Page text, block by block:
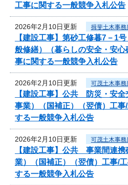
工事に関する一般競争入札公告
2026年2月10日更新 揖斐土木事務
【建設工事】第砂工修暮7－
般修繕）（暮らしの安全・安
事に関する一般競争入札公告
2026年2月10日更新 可茂土木事務
【建設工事】公共 防災・安全
事業）（国補正）（翌債）工事
する一般競争入札公告
2026年2月10日更新 可茂土木事務
【建設工事】公共 事業間連
業）（国補正）（翌債）工事/
する一般競争入札公告